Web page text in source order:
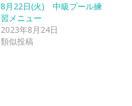
8月22日(火) 中級プール練
習メニュー
2023年8月24日
類似投稿